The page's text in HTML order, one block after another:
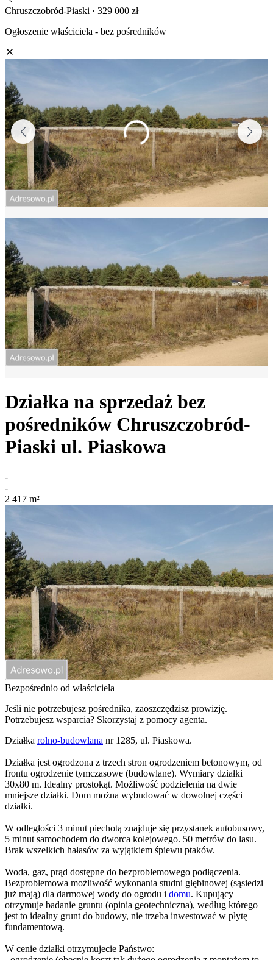
Chruszczobród-Piaski · 329 000 zł
Ogłoszenie właściciela - bez pośredników
Działka na sprzedaż bez
pośredników Chruszczobród-
Piaski ul. Piaskowa
-
-
2 417 m²
Bezpośrednio od właściciela
Jeśli nie potrzebujesz pośrednika, zaoszczędzisz prowizję.
Potrzebujesz wsparcia? Skorzystaj z pomocy agenta.
Działka rolno-budowlana nr 1285, ul. Piaskowa.
Działka jest ogrodzona z trzech stron ogrodzeniem betonowym, od
frontu ogrodzenie tymczasowe (budowlane). Wymiary działki
30x80 m. Idealny prostokąt. Możliwość podzielenia na dwie
mniejsze działki. Dom można wybudować w dowolnej części
działki.
W odległości 3 minut piechotą znajduje się przystanek autobusowy,
5 minut samochodem do dworca kolejowego. 50 metrów do lasu.
Brak wszelkich hałasów za wyjątkiem śpiewu ptaków.
Woda, gaz, prąd dostępne do bezproblemowego podłączenia.
Bezproblemowa możliwość wykonania studni głębinowej (sąsiedzi
już mają) dla darmowej wody do ogrodu i domu. Kupujący
otrzymuje badanie gruntu (opinia geotechniczna), według którego
jest to idealny grunt do budowy, nie trzeba inwestować w płytę
fundamentową.
W cenie działki otrzymujecie Państwo: